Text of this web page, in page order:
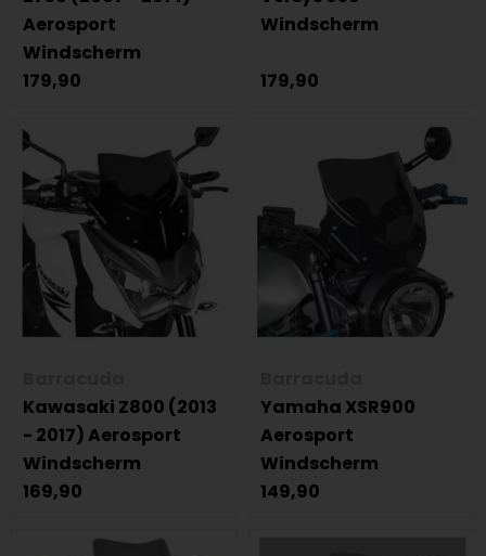
Aerosport
Windscherm
179,90
Windscherm
179,90
Kawasaki Z800 (2013
- 2017) Aerosport
Windscherm
169,90
Yamaha XSR900
Aerosport
Windscherm
149,90